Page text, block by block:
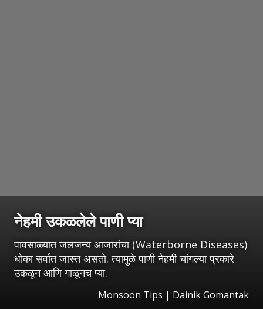
नेहमी उकळलेले पाणी प्या
पावसाळ्यात जलजन्य आजारांचा (Waterborne Diseases)
धोका सर्वात जास्त असतो. त्यामुळे पाणी नेहमी चांगल्या प्रकारे
उकळून आणि गाळूनच प्या.
Monsoon Tips | Dainik Gomantak